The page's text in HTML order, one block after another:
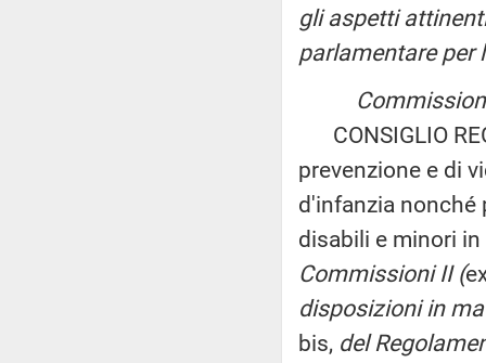
gli aspetti
parlamentare per
CONSIGLIO
prevenzione e di
d'infanzia nonché
disabili e minori
Commissioni II (
disposizioni in
bis, del